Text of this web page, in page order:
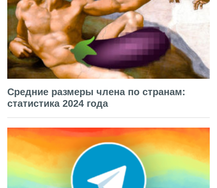
Средние размеры члена по странам:
статистика 2024 года